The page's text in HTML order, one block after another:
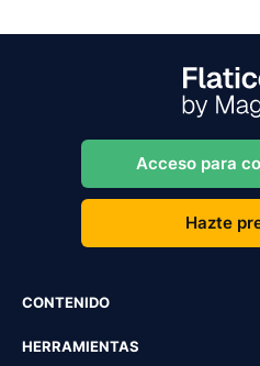
Acceso para
Hazte
CONTENIDO
HERRAMIENTAS